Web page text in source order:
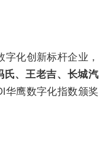
化创新标杆企业，
氏、王老吉、长城汽
华鹰数字化指数颁奖